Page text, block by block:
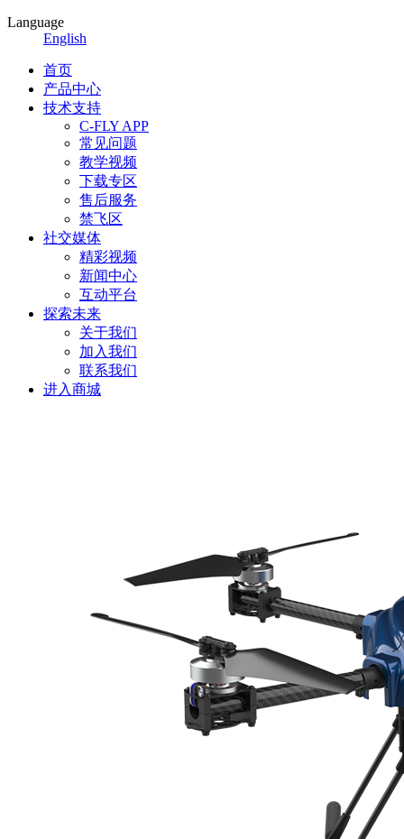
Language
English
首页
产品中心
技术支持
C-FLY APP
常见问题
教学视频
下载专区
售后服务
禁飞区
社交媒体
精彩视频
新闻中心
互动平台
探索未来
关于我们
加入我们
联系我们
进入商城